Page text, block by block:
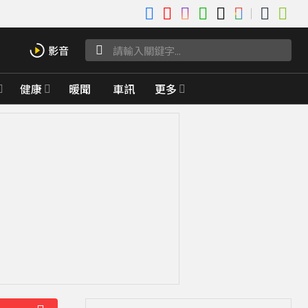
健康 暖聞 車訊 更多